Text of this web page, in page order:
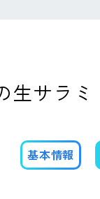
生サラミ
基本情報